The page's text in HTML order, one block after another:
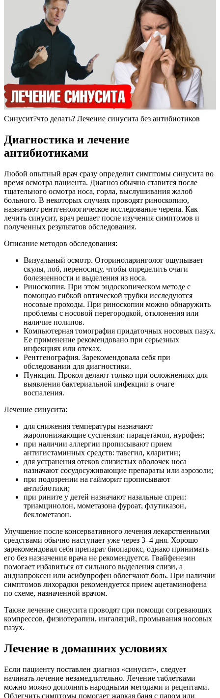
Синусит?что делать? Лечение синусита без антибиотиков
Диагностика и лечение
антибиотиками
Любой опытный врач сразу определит симптомы синусита во
время осмотра пациента. Диагноз обычно ставится после
тщательного осмотра носа, горла, выслушивания жалоб
больного. В некоторых случаях проводят риноскопию,
назначают рентгенологическое исследование черепа. Как
лечить синусит, врач решает после изучения симптомов и
полученных результатов обследования.
Описание методов обследования:
Визуальный осмотр. Оториноларинголог ощупывает
скулы, лоб, переносицу, чтобы определить очаги
болезненности и выделения из носа.
Риноскопия. При этом эндоскопическом методе с
помощью гибкой оптической трубки исследуются
носовые проходы. При риноскопии можно обнаружить
проблемы с носовой перегородкой, отклонения или
наличие полипов.
Компьютерная томография придаточных носовых пазух.
Ее применение рекомендовано при серьезных
инфекциях или отеках.
Рентгенография. Зарекомендовала себя при
обследовании для диагностики.
Пункция. Прокол делают только при осложнениях для
выявления бактериальной инфекции в очаге
воспаления.
Лечение синусита:
для снижения температуры назначают
жаропонижающие суспензии: парацетамол, нурофен;
при наличии аллергии прописывают прием
антигистаминных средств: тавегил, кларитин;
для устранения отеков слизистых оболочек носа
назначают сосудосуживающие препараты или аэрозоли;
при подозрении на гайморит прописывают
антибиотики;
при рините у детей назначают назальные спреи:
триамцинолон, мометазона фуроат, флутиказон,
беклометазон.
Улучшение после консервативного лечения лекарственными
средствами обычно наступает уже через 3–4 дня. Хорошо
зарекомендовал себя препарат биопарокс, однако принимать
его без назначения врача не рекомендуется. Гвайфенезин
помогает избавиться от сильного выделения слизи, а
анднапроксен или асибупрофен облегчают боль. При наличии
симптомов лихорадки рекомендуется прием ацетаминофена
по схеме, назначенной врачом.
Также лечение синусита проводят при помощи согревающих
компрессов, физиотерапии, ингаляций, промывания носовых
пазух.
Лечение в домашних условиях
Если пациенту поставлен диагноз «синусит», следует
начинать лечение незамедлительно. Лечение таблетками
можно можно дополнять народными методами и рецептами.
Облегчить симптомы помогает жаркая баня с паром или